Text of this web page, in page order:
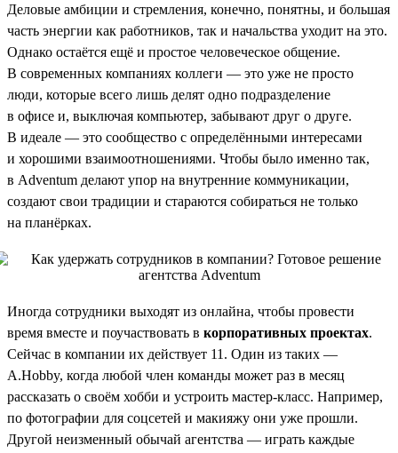
Деловые амбиции и стремления, конечно, понятны, и большая
часть энергии как работников, так и начальства уходит на это.
Однако остаётся ещё и простое человеческое общение.
В современных компаниях коллеги — это уже не просто
люди, которые всего лишь делят одно подразделение
в офисе и, выключая компьютер, забывают друг о друге.
В идеале — это сообщество с определёнными интересами
и хорошими взаимоотношениями. Чтобы было именно так,
в Adventum делают упор на внутренние коммуникации,
создают свои традиции и стараются собираться не только
на планёрках.
Иногда сотрудники выходят из онлайна, чтобы провести
время вместе и поучаствовать в корпоративных проектах.
Сейчас в компании их действует 11. Один из таких —
A.Hobby, когда любой член команды может раз в месяц
рассказать о своём хобби и устроить мастер-класс. Например,
по фотографии для соцсетей и макияжу они уже прошли.
Другой неизменный обычай агентства — играть каждые